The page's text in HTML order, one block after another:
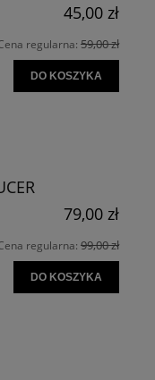
45,00 zł
regularna: 59,00 zł
DO KOSZYKA
79,00 zł
regularna: 99,00 zł
DO KOSZYKA